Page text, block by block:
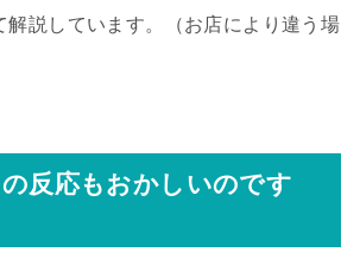
説しています。（お店により違う場
反応もおかしいのです